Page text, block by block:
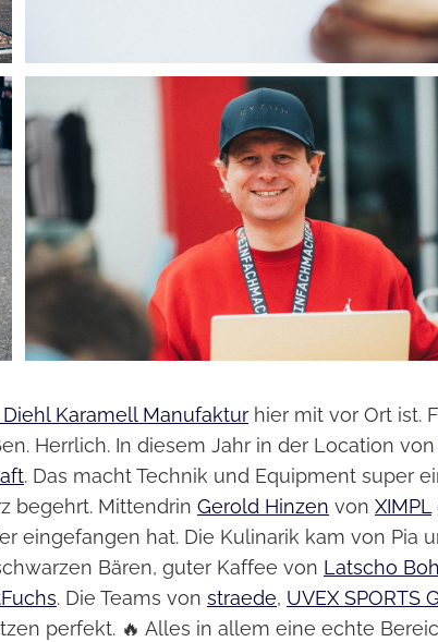
Diehl Karamell Manufaktur hier mit vor Ort ist.
Herrlich. In diesem Jahr in der Location von
. Das macht Technik und Equipment super
begehrt. Mittendrin Gerold Hinzen von XIMPL
eingefangen hat. Die Kulinarik kam von Pia
Bären, guter Kaffee von Latscho
. Die Teams von straede, UVEX SPORTS
perfekt. 🔥 Alles in allem eine echte